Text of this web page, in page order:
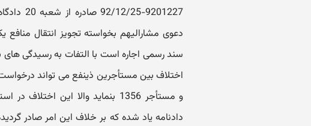
دعوی مشارالیهم بخواسته تجویز انتقال
سند رسمی اجاره است با التفات به رسیدگی
و مستأجر 1356 بنماید والا این
دادنامه یاد شده که بر خلاف این امر صادر